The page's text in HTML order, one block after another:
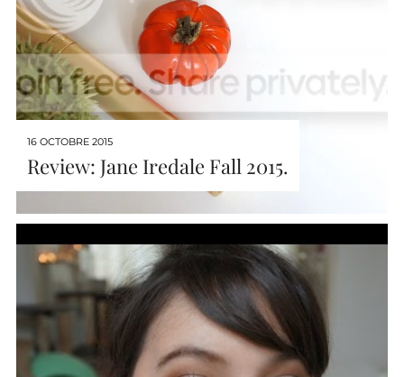
16 OCTOBRE 2015
Review: Jane Iredale Fall 2015.